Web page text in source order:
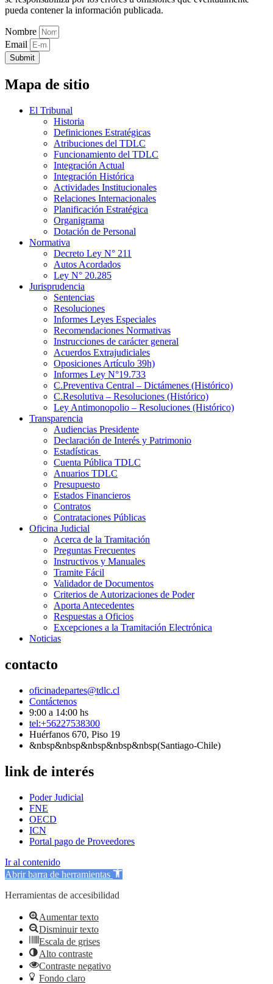
pueda contener la información publicada.
Nombre
Email
Submit
Mapa de sitio
El Tribunal
Historia
Definiciones Estratégicas
Atribuciones del TDLC
Funcionamiento del TDLC
Integración Actual
Integración Histórica
Actividades Institucionales
Relaciones Internacionales
Planificación Estratégica
Organigrama
Dotación de Personal
Normativa
Decreto Ley N° 211
Autos Acordados
Ley N° 20.285
Jurisprudencia
Sentencias
Resoluciones
Informes Leyes Especiales
Recomendaciones Normativas
Instrucciones de carácter general
Acuerdos Extrajudiciales
Oposiciones Artículo 39h)
Informes Ley N°19.733
C.Preventiva Central – Dictámenes (Histórico)
C.Resolutiva – Resoluciones (Histórico)
Ley Antimonopolio – Resoluciones (Histórico)
Transparencia
Audiencias Presidente
Declaración de Interés y Patrimonio
Estadísticas
Cuenta Pública TDLC
Anuarios TDLC
Presupuesto
Estados Financieros
Contratos
Contrataciones Públicas
Oficina Judicial
Acerca de la Tramitación
Preguntas Frecuentes
Instructivos y Manuales
Tramite Fácil
Validador de Documentos
Criterios de Autorizaciones de Poder
Aporta Antecedentes
Respuestas a Oficios
Excepciones a la Tramitación Electrónica
Noticias
contacto
oficinadepartes@tdlc.cl
Contáctenos
9:00 a 14:00 hs
tel:+56227538300
Huérfanos 670, Piso 19
&nbsp&nbsp&nbsp&nbsp&nbsp(Santiago-Chile)
link de interés
Poder Judicial
FNE
OECD
ICN
Portal pago de Proveedores
Ir al contenido
Abrir barra de herramientas
Herramientas de accesibilidad
Aumentar texto
Disminuir texto
Escala de grises
Alto contraste
Contraste negativo
Fondo claro